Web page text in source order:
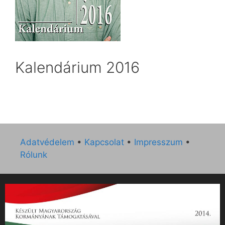
Kalendárium 2016
Adatvédelem • Kapcsolat • Impresszum •
Rólunk